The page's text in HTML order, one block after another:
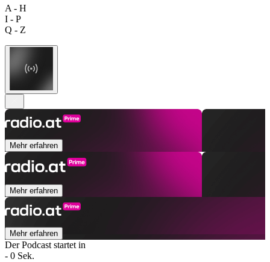
A - H
I - P
Q - Z
Mehr erfahren
Mehr erfahren
Mehr erfahren
Der Podcast startet in
- 0 Sek.